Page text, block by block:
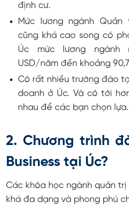
định cư.
Mức lương ngành
cũng khá cao song có
Úc mức lương ngành
USD/năm đến khoảng
Có rất nhiều trường đào
doanh ở Úc. Và có tới
nhau để các bạn chọn lựa.
2. Chương trình
Business tại Úc?
Các khóa học ngành quản
khá đa dạng và phong phú